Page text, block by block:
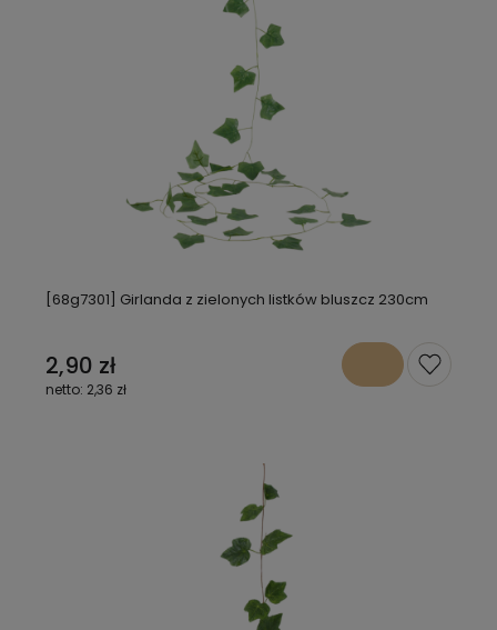
[68g7301] Girlanda z zielonych listków bluszcz 230cm
2,90 zł
2,36 zł